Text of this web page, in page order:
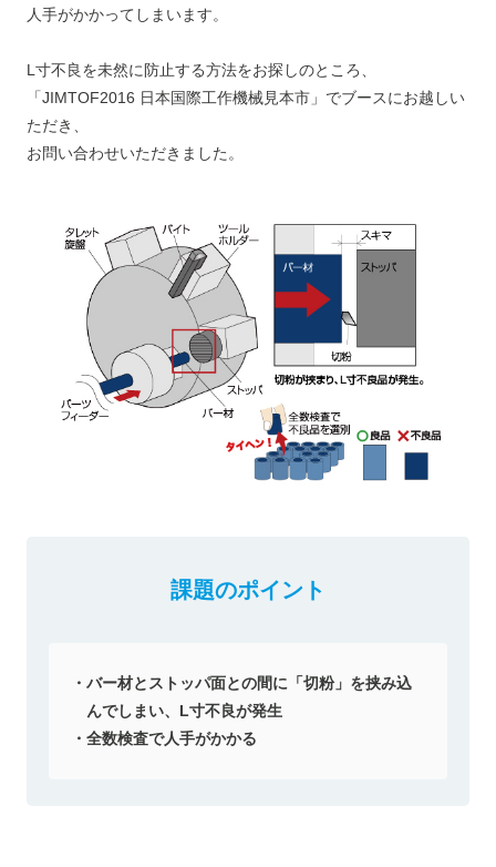
人手がかかってしまいます。
L寸不良を未然に防止する方法をお探しのところ、
「JIMTOF2016 日本国際工作機械見本市」でブースにお越しい
ただき、
お問い合わせいただきました。
課題のポイント
バー材とストッパ面との間に「切粉」を挟み込
んでしまい、L寸不良が発生
全数検査で人手がかかる